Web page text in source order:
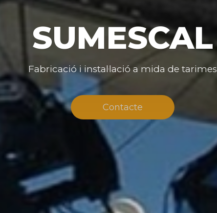
Contacte
SUMESCAL
Fabricació i instal·lació a mida de tarimes